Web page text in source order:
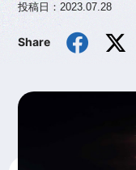
投稿日：2023.07.28
Share